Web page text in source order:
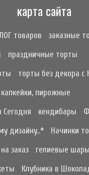
карта сайта
товаров
заказные
праздничные торты
торты без декора с
капкейки, пирожные
Сегодня
кендибары
дизайну..*
Начинки
заказ
гелиевые шары
Клубника в